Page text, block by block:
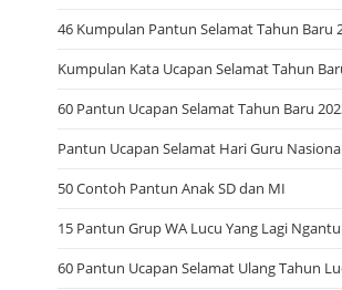
46 Kumpulan Pantun Selamat Tahun Baru
Kumpulan Kata Ucapan Selamat Tahun
60 Pantun Ucapan Selamat Tahun Baru
Pantun Ucapan Selamat Hari Guru
50 Contoh Pantun Anak SD dan MI
15 Pantun Grup WA Lucu Yang Lagi
60 Pantun Ucapan Selamat Ulang Tahun